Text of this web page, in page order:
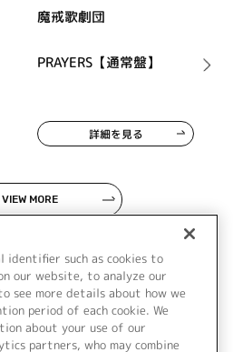
魔戒歌劇団
PRAYERS【通常盤】
詳細を見る
VIEW MORE
JP
identifier such as cookies to
our website, to analyze our
see more details about how we
period of each cookie. We
about your use of our
partners, who may combine